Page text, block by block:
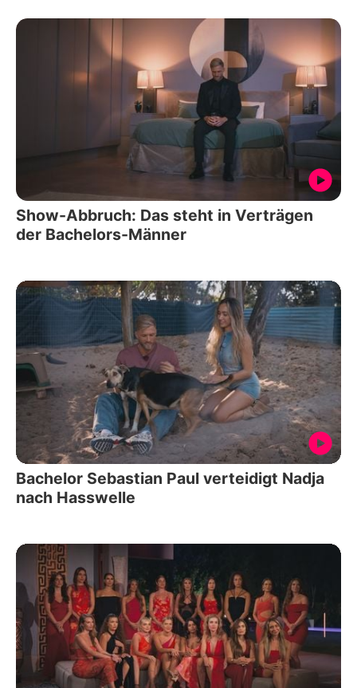
Show-Abbruch: Das steht in Verträgen
der Bachelors-Männer
Bachelor Sebastian Paul verteidigt Nadja
nach Hasswelle